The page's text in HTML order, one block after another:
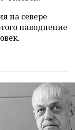
на севере
наводнение